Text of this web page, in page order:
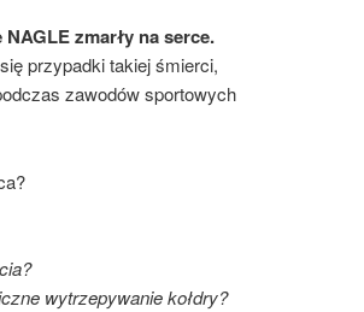
zmarły na serce.
przypadki takiej śmierci,
zawodów sportowych
wytrzepywanie kołdry?